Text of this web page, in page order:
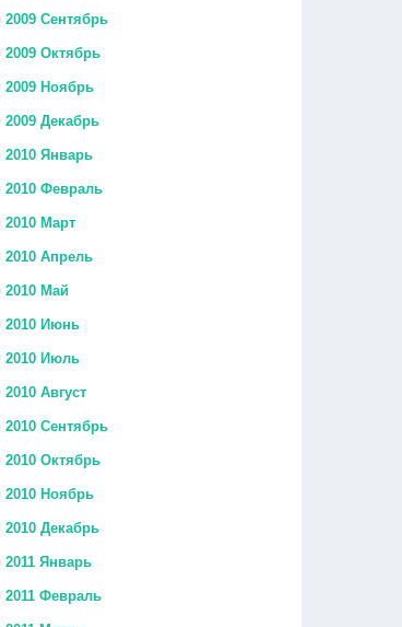
2009 Сентябрь
2009 Октябрь
2009 Ноябрь
2009 Декабрь
2010 Январь
2010 Февраль
2010 Март
2010 Апрель
2010 Май
2010 Июнь
2010 Июль
2010 Август
2010 Сентябрь
2010 Октябрь
2010 Ноябрь
2010 Декабрь
2011 Январь
2011 Февраль